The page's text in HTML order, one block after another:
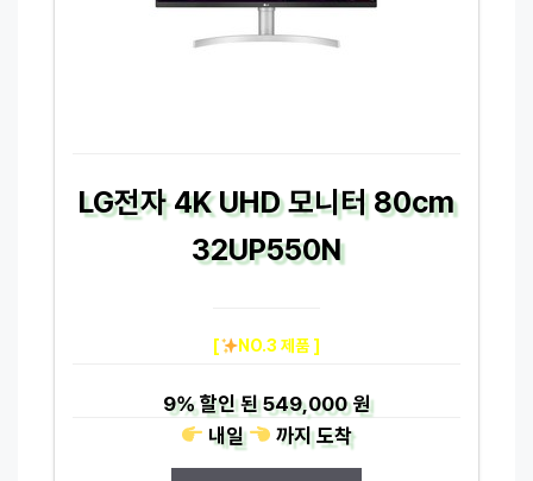
LG전자 4K UHD 모니터 80cm
32UP550N
[ NO.3 제품 ]
9%할인 된549,000 원
내일
까지도착